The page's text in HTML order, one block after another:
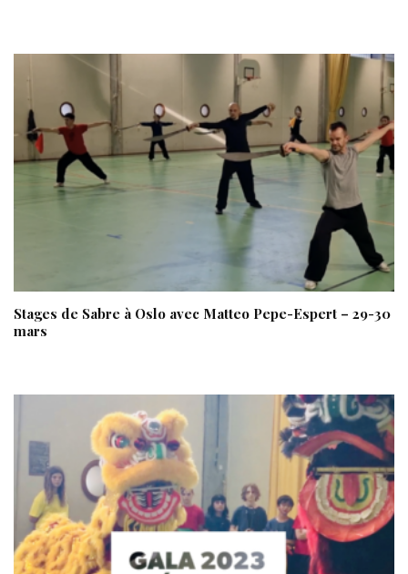
Stages de Sabre à Oslo avec Matteo Pepe-Espert – 29-30
mars